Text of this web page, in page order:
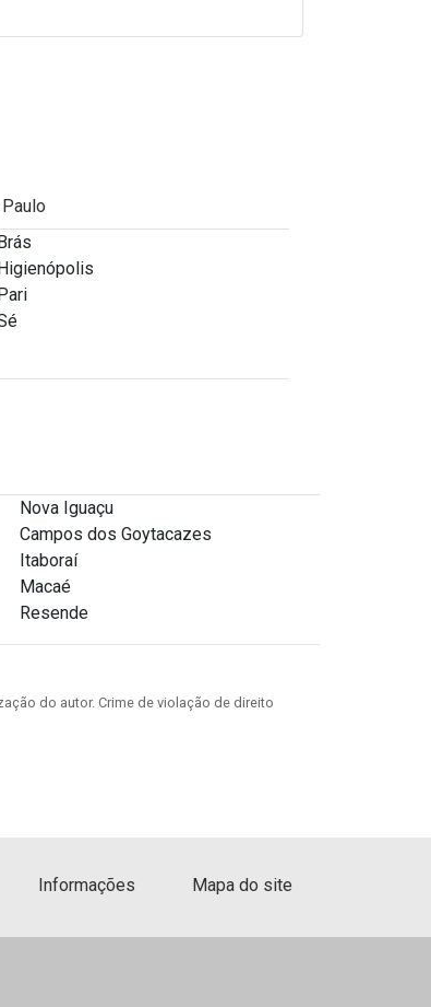
Armazenamento de alimentos
Armazenamento de produtos
Armazenamento de produtos
perecíveis
Armazenamento de produtos
químicos
Armazenamento de reagentes
Box aluguel sp
Box armazenagens
Nova Iguaçu
Campos dos Goytacazes
Itaboraí
Macaé
Resende
do autor. Crime de violação de direito
Informações Mapa do site